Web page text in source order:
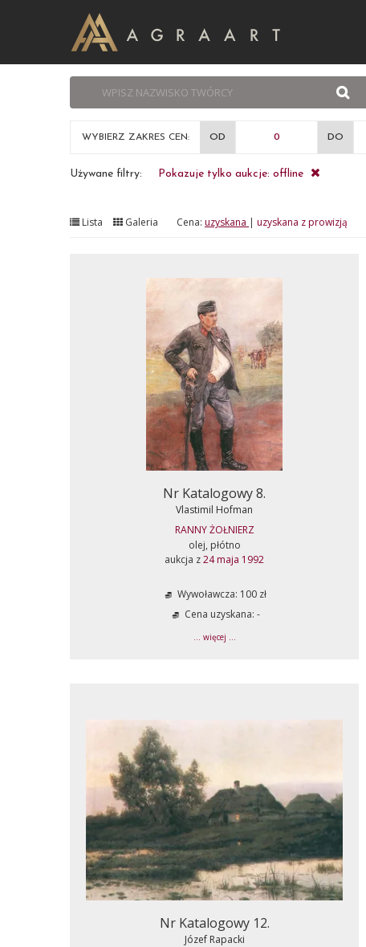
WYBIERZ ZAKRES CEN: OD DO
Używane filtry: Pokazuje tylko aukcje: offline
Lista Galeria Cena: uzyskana | uzyskana z prowizją
Nr Katalogowy 8.
Vlastimil Hofman
RANNY ŻOŁNIERZ
olej, płótno
aukcja z24 maja 1992
Wywoławcza: 100 zł
Cena uzyskana: -
... więcej ...
Nr Katalogowy 12.
Józef Rapacki